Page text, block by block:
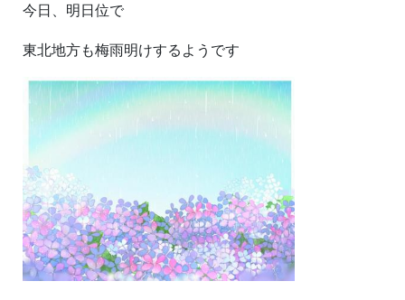
今日、明日位で
東北地方も梅雨明けするようです